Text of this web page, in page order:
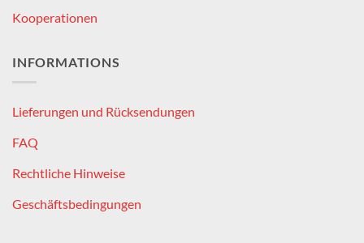
Kooperationen
INFORMATIONS
Lieferungen und Rücksendungen
FAQ
Rechtliche Hinweise
Geschäftsbedingungen